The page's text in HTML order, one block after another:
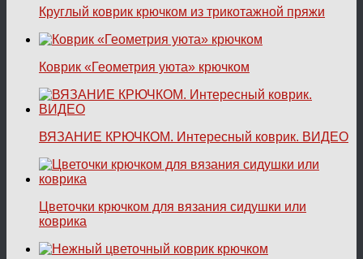
Круглый коврик крючком из трикотажной пряжи
Коврик «Геометрия уюта» крючком
ВЯЗАНИЕ КРЮЧКОМ. Интересный коврик. ВИДЕО
Цветочки крючком для вязания сидушки или
коврика